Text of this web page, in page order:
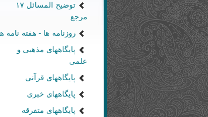
توضیح المسائل ۱۷
مرجع
روزنامه ها - هفته نامه
پایگاههای مذهبی و
علمی
پایگاههای قرآنی
پایگاههای خبری
پایگاههای متفرقه